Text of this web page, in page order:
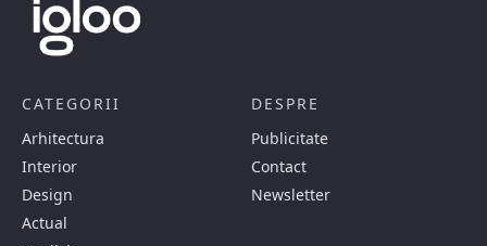
CATEGORII
Arhitectura
Interior
Design
Actual
DESPRE
Publicitate
Contact
Newsletter